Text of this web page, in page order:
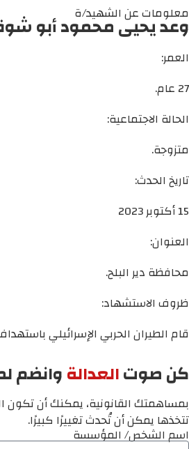
معلومات عن الشهيد/ة
وعد يحيى محمود أبو
العمر:
27 عام.
الحالة الاجتماعية:
متزوجة.
تاريخ الحدث:
15 أكتوبر 2023
العنوان:
محافظة دير البلح.
ظروف الاستشهاد:
قام الطيران الحربي الإسرائيلي
كن صوتالعدالةوانضم
بمساهمتك القانونية، يمكنك أن تكون
تتخذها يمكن أن تُحدث تغييرًا كبيرًا.
اسم الشخص/ المؤسسة